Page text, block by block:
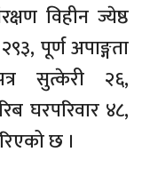
विहीन ज्येष्ठ
पूर्ण अपाङ्गता
सुत्केरी २६,
घरपरिवार ४८,
छ ।